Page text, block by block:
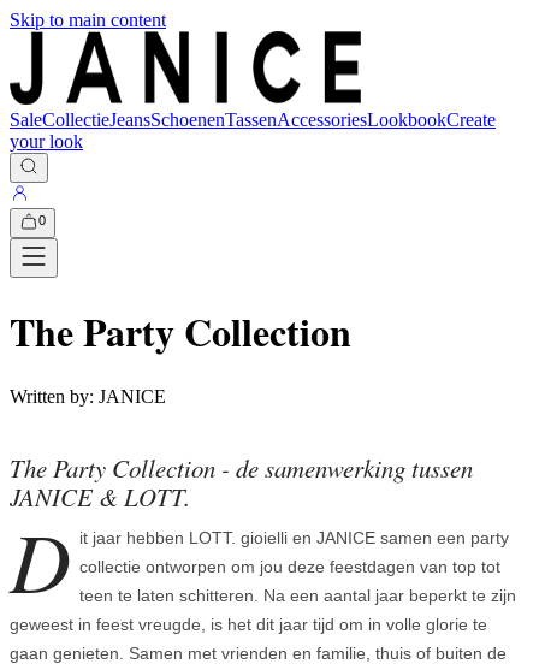
Skip to main content
SaleCollectieJeansSchoenenTassenAccessoriesLookbookCreate
your look
0
The Party Collection
Written by: JANICE
The Party Collection - de samenwerking tussen
JANICE & LOTT.
D it jaar hebben LOTT. gioielli en JANICE samen een party
collectie ontworpen om jou deze feestdagen van top tot
teen te laten schitteren. Na een aantal jaar beperkt te zijn
geweest in feest vreugde, is het dit jaar tijd om in volle glorie te
gaan genieten. Samen met vrienden en familie, thuis of buiten de